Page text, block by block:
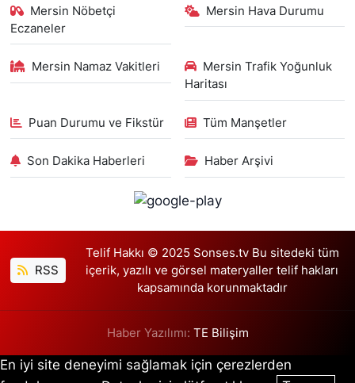
Mersin Nöbetçi
Eczaneler
Mersin Hava Durumu
Mersin Namaz Vakitleri
Mersin Trafik Yoğunluk
Haritası
Puan Durumu ve Fikstür Tüm Manşetler
Son Dakika Haberleri Haber Arşivi
RSS
Telif Hakkı © 2025 Sonses.tv Bu sitedeki tüm
içerik, yazılı ve görsel materyaller telif hakları
kapsamında korunmaktadır
Haber Yazılımı: TE Bilişim
En iyi site deneyimi sağlamak için çerezlerden